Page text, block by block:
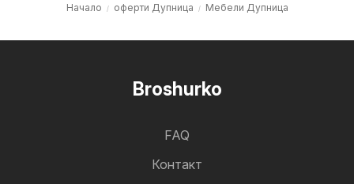
Начало оферти Дупница Мебели Дупница
Broshurko
FAQ
Контакт